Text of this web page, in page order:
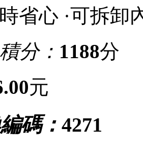
省時省心 ·可拆
分： 1188分
元
碼： 4271